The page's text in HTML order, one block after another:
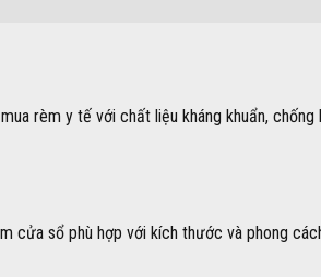
rèm y tế với chất liệu kháng khuẩn, chống
cửa sổ phù hợp với kích thước và phong